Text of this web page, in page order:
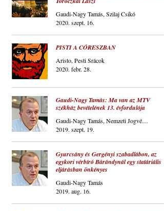
Gaudi-Nagy Tamás, Szilaj Csikó
2020. szept. 16.
PISTI A CÓRESZBAN
Aristo, Pesti Srácok
2020. febr. 28.
Gaudi-Nagy Tamás: Ma van az MTV
székház bevételének 13. évfordulója
Gaudi-Nagy Tamás, Nemzeti Jogvédő Szolgálat
2019. szept. 19.
Gyurcsány és Gergényi szabadlábon, az
egykori vérbíró Bárándynál egy statáriális
eljárásban önkényes
Gaudi-Nagy Tamás
2019. aug. 16.